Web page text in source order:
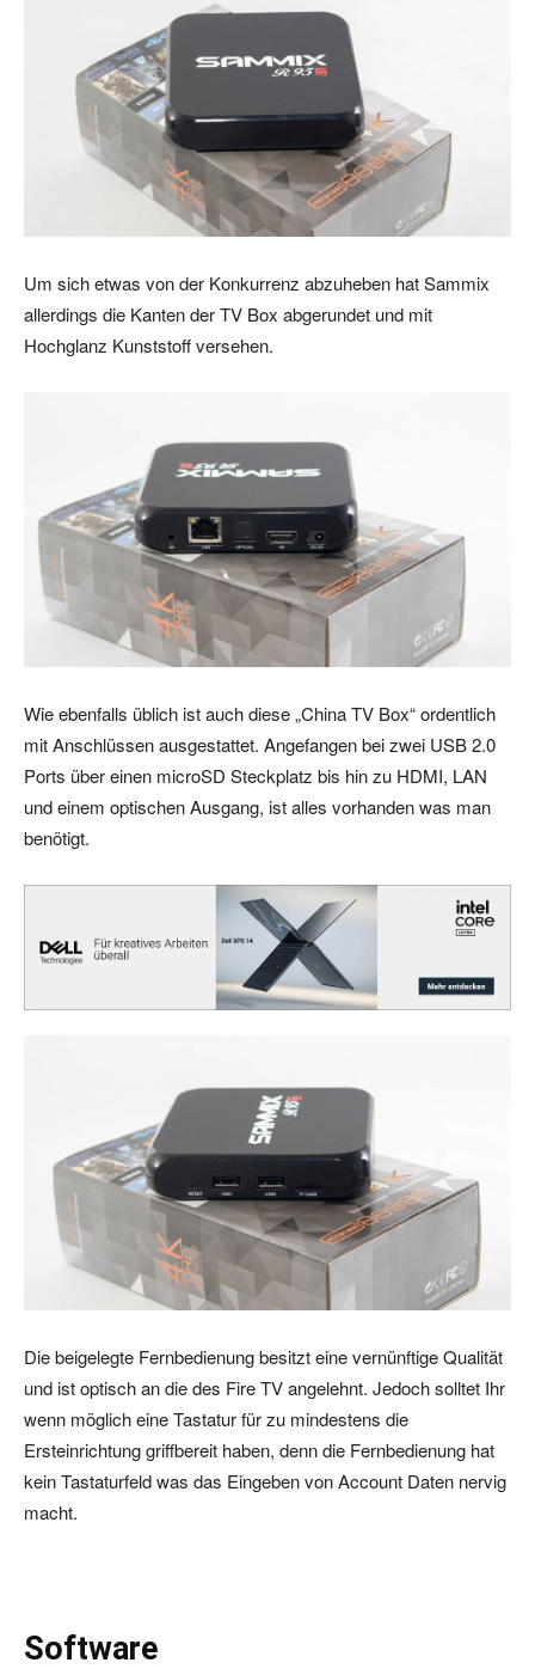
Um sich etwas von der Konkurrenz abzuheben hat Sammix
allerdings die Kanten der TV Box abgerundet und mit
Hochglanz Kunststoff versehen.
Wie ebenfalls üblich ist auch diese „China TV Box“ ordentlich
mit Anschlüssen ausgestattet. Angefangen bei zwei USB 2.0
Ports über einen microSD Steckplatz bis hin zu HDMI, LAN
und einem optischen Ausgang, ist alles vorhanden was man
benötigt.
Die beigelegte Fernbedienung besitzt eine vernünftige Qualität
und ist optisch an die des Fire TV angelehnt. Jedoch solltet Ihr
wenn möglich eine Tastatur für zu mindestens die
Ersteinrichtung griffbereit haben, denn die Fernbedienung hat
kein Tastaturfeld was das Eingeben von Account Daten nervig
macht.
Software